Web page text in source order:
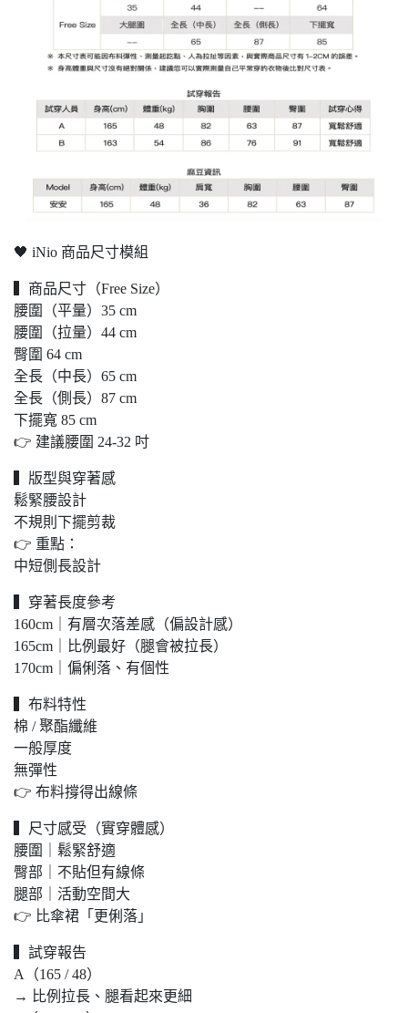
🖤 iNio 商品尺寸模組
▍商品尺寸（Free Size）
腰圍（平量）35 cm
腰圍（拉量）44 cm
臀圍 64 cm
全長（中長）65 cm
全長（側長）87 cm
下擺寬 85 cm
👉 建議腰圍 24-32 吋
▍版型與穿著感
鬆緊腰設計
不規則下擺剪裁
👉 重點：
中短側長設計
▍穿著長度參考
160cm｜有層次落差感（偏設計感）
165cm｜比例最好（腿會被拉長）
170cm｜偏俐落、有個性
▍布料特性
棉 / 聚酯纖維
一般厚度
無彈性
👉 布料撐得出線條
▍尺寸感受（實穿體感）
腰圍｜鬆緊舒適
臀部｜不貼但有線條
腿部｜活動空間大
👉 比傘裙「更俐落」
▍試穿報告
A（165 / 48）
→ 比例拉長、腿看起來更細